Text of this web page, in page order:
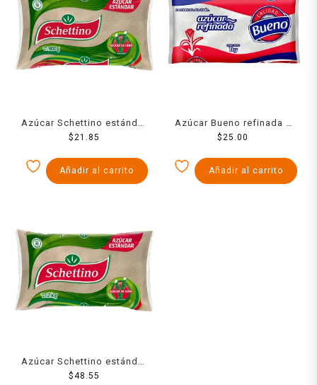
Azúcar Schettino estándar
900 g
$ 21.85
Añadir al carrito
Azúcar Bueno refinada 1
Kg
$ 25.00
Añadir al carrito
Azúcar Schettino estándar
2 Kg
$48.55